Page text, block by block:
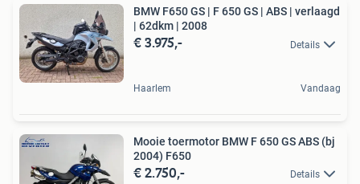
BMW F650 GS | F 650 GS | ABS | verlaagd
| 62dkm | 2008
€ 3.975,- Details
Haarlem Vandaag
Mooie toermotor BMW F 650 GS ABS (bj
2004) F650
€ 2.750,- Details